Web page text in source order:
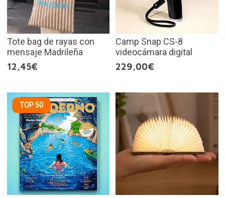
Tote bag de rayas con
mensaje Madrileña
12,45€
Camp Snap CS-8
videocámara digital
229,00€
TOP 50